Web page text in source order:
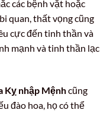
các bệnh vặt hoặc
quan, thất vọng cũng
cực đến tinh thần và
mạnh và tinh thần lạc
Kỵ nhập Mệnhcũng
đào hoa, họ có thể